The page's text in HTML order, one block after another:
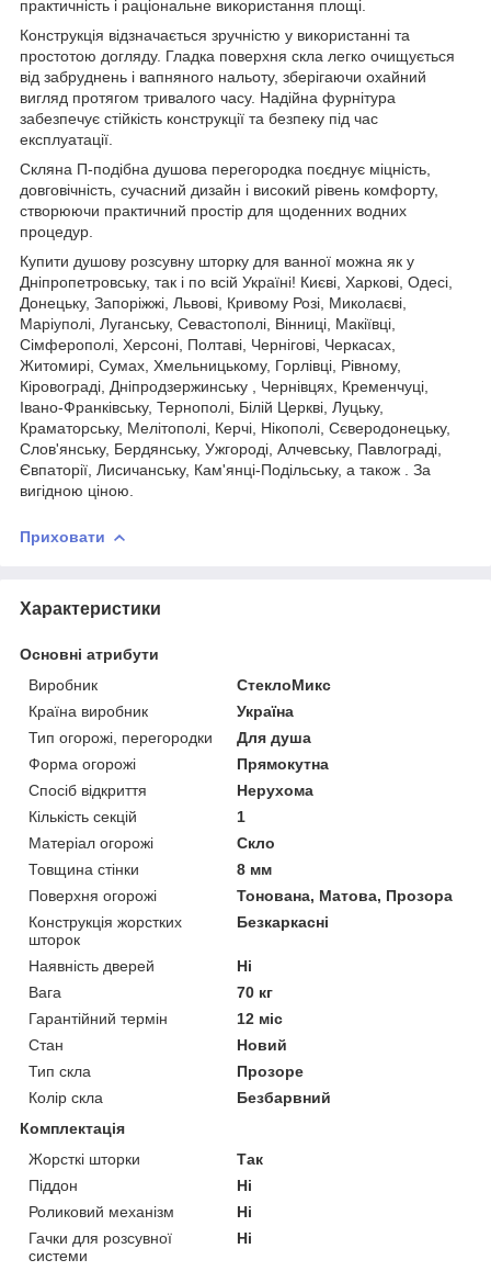
практичність і раціональне використання площі.
Конструкція відзначається зручністю у використанні та
простотою догляду. Гладка поверхня скла легко очищується
від забруднень і вапняного нальоту, зберігаючи охайний
вигляд протягом тривалого часу. Надійна фурнітура
забезпечує стійкість конструкції та безпеку під час
експлуатації.
Скляна П-подібна душова перегородка поєднує міцність,
довговічність, сучасний дизайн і високий рівень комфорту,
створюючи практичний простір для щоденних водних
процедур.
Купити душову розсувну шторку для ванної можна як у
Дніпропетровську, так і по всій Україні! Києві, Харкові, Одесі,
Донецьку, Запоріжжі, Львові, Кривому Розі, Миколаєві,
Маріуполі, Луганську, Севастополі, Вінниці, Макіївці,
Сімферополі, Херсоні, Полтаві, Чернігові, Черкасах,
Житомирі, Сумах, Хмельницькому, Горлівці, Рівному,
Кіровограді, Дніпродзержинську , Чернівцях, Кременчуці,
Івано-Франківську, Тернополі, Білій Церкві, Луцьку,
Краматорську, Мелітополі, Керчі, Нікополі, Сєверодонецьку,
Слов'янську, Бердянську, Ужгороді, Алчевську, Павлограді,
Євпаторії, Лисичанську, Кам'янці-Подільську, а також . За
вигідною ціною.
Приховати
Характеристики
Основні атрибути
Виробник
СтеклоМикс
Країна виробник
Україна
Тип огорожі, перегородки
Для душа
Форма огорожі
Прямокутна
Спосіб відкриття
Нерухома
Кількість секцій
1
Матеріал огорожі
Скло
Товщина стінки
8 мм
Поверхня огорожі
Тонована, Матова, Прозора
Конструкція жорстких
шторок
Безкаркасні
Наявність дверей
Ні
Вага
70 кг
Гарантійний термін
12 міс
Стан
Новий
Тип скла
Прозоре
Колір скла
Безбарвний
Комплектація
Жорсткі шторки
Так
Піддон
Ні
Роликовий механізм
Ні
Гачки для розсувної
системи
Ні